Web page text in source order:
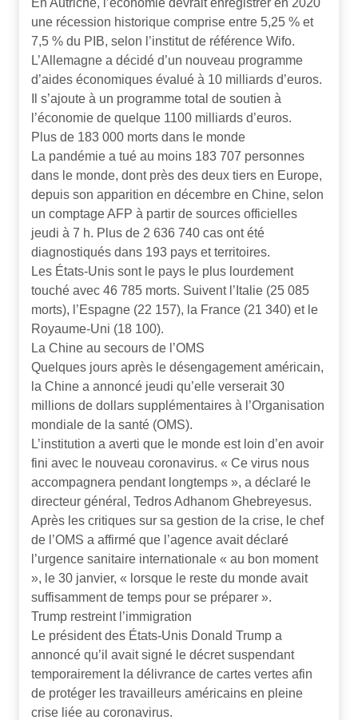
une récession historique comprise entre 5,25 % et
7,5 % du PIB, selon l’institut de référence Wifo.
L’Allemagne a décidé d’un nouveau programme
d’aides économiques évalué à 10 milliards d’euros.
Il s’ajoute à un programme total de soutien à
l’économie de quelque 1100 milliards d’euros.
Plus de 183 000 morts dans le monde
La pandémie a tué au moins 183 707 personnes
dans le monde, dont près des deux tiers en Europe,
depuis son apparition en décembre en Chine, selon
un comptage AFP à partir de sources officielles
jeudi à 7 h. Plus de 2 636 740 cas ont été
diagnostiqués dans 193 pays et territoires.
Les États-Unis sont le pays le plus lourdement
touché avec 46 785 morts. Suivent l’Italie (25 085
morts), l’Espagne (22 157), la France (21 340) et le
Royaume-Uni (18 100).
La Chine au secours de l’OMS
Quelques jours après le désengagement américain,
la Chine a annoncé jeudi qu’elle verserait 30
millions de dollars supplémentaires à l’Organisation
mondiale de la santé (OMS).
L’institution a averti que le monde est loin d’en avoir
fini avec le nouveau coronavirus. « Ce virus nous
accompagnera pendant longtemps », a déclaré le
directeur général, Tedros Adhanom Ghebreyesus.
Après les critiques sur sa gestion de la crise, le chef
de l’OMS a affirmé que l’agence avait déclaré
l’urgence sanitaire internationale « au bon moment
», le 30 janvier, « lorsque le reste du monde avait
suffisamment de temps pour se préparer ».
Trump restreint l’immigration
Le président des États-Unis Donald Trump a
annoncé qu’il avait signé le décret suspendant
temporairement la délivrance de cartes vertes afin
de protéger les travailleurs américains en pleine
crise liée au coronavirus.